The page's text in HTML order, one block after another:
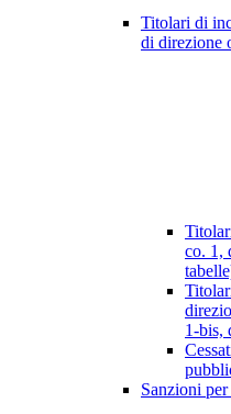
Titolari di
di direzione
co. 1,
1-bis,
Sanzioni